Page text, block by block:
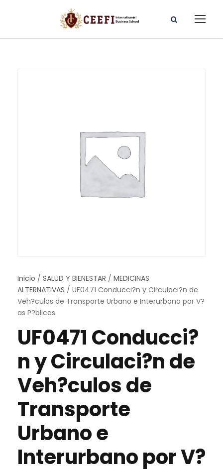
Inicio / SALUD Y BIENESTAR / MEDICINAS
ALTERNATIVAS / UF0471 Conducci?n y Circulaci?n de
Veh?culos de Transporte Urbano e Interurbano por V?
as P?blicas
UF0471 Conducci?
n y Circulaci?n de
Veh?culos de
Transporte
Urbano e
Interurbano por V?